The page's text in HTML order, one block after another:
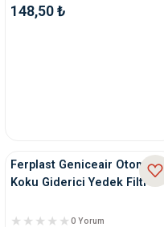
148,50 ₺
Ferplast Geniceair Otomatik
Koku Giderici Yedek Filtre
0 Yorum